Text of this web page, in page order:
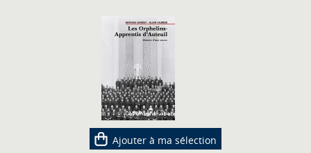
Ajouter à ma sélection